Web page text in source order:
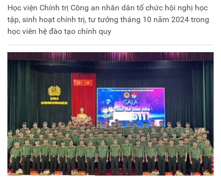
Học viện Chính trị Công an nhân dân tổ chức hội nghị học
tập, sinh hoạt chính trị, tư tưởng tháng 10 năm 2024 trong
học viên hệ đào tạo chính quy